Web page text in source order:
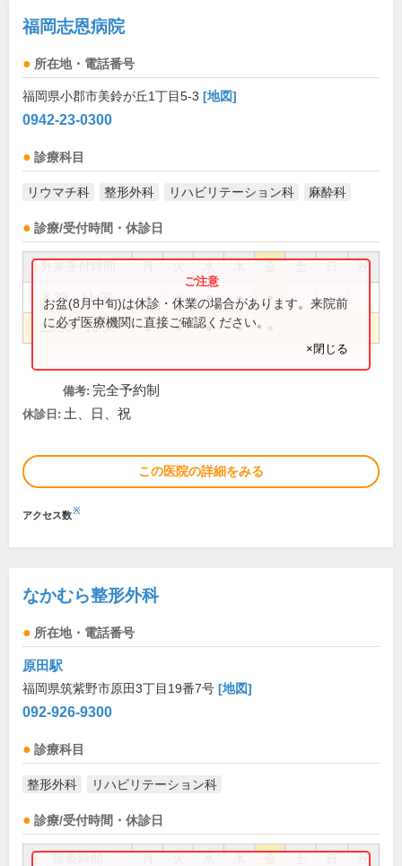
福岡志恩病院
所在地・電話番号
福岡県小郡市美鈴が丘1丁目5-3 [地図]
0942-23-0300
診療科目
リウマチ科 整形外科 リハビリテーション科 麻酔科
診療/受付時間・休診日
祝
8:30～11:00 ● ● ● ● ●
13:30～16:30 ● ● ● ●
お盆(8月中旬)は休診・休業の場合があります。来院前
に必ず医療機関に直接ご確認ください。
×閉じる
備考: 完全予約制
休診日: 土、日、祝
この医院の詳細をみる
アクセス数※
なかむら整形外科
所在地・電話番号
原田駅
福岡県筑紫野市原田3丁目19番7号 [地図]
092-926-9300
診療科目
整形外科 リハビリテーション科
診療/受付時間・休診日
祝